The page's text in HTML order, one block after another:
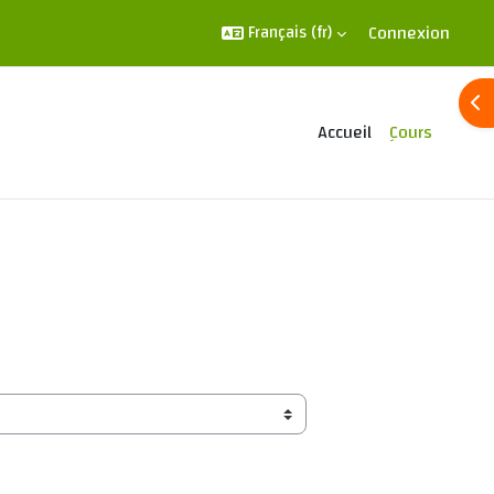
Français ‎(fr)‎ Connexion
Accueil ِCours